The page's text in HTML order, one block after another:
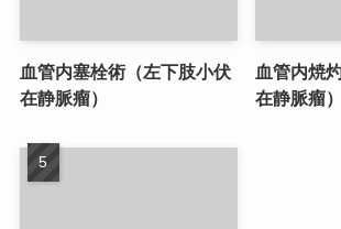
血管内塞栓術（左下肢小伏
在静脈瘤）
血管内焼
在静脈瘤）